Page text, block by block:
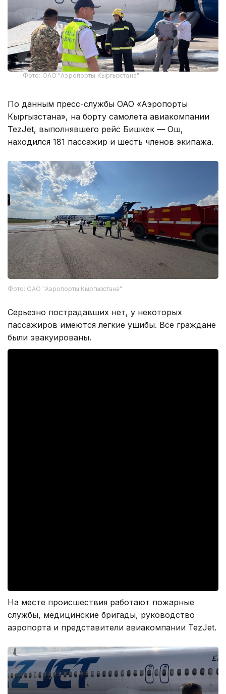
Фото: ОАО "Аэропорты Кыргызстана"
По данным пресс-службы ОАО «Аэропорты
Кыргызстана», на борту самолета авиакомпании
TezJet, выполнявшего рейс Бишкек — Ош,
находился 181 пассажир и шесть членов экипажа.
Фото: ОАО "Аэропорты Кыргызстана"
Серьезно пострадавших нет, у некоторых
пассажиров имеются легкие ушибы. Все граждане
были эвакуированы.
На месте происшествия работают пожарные
службы, медицинские бригады, руководство
аэропорта и представители авиакомпании TezJet.